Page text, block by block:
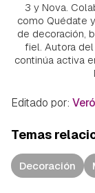
3 y Nova.
como Quédate
de decoración,
fiel. Autora del
continúa activa
Editado por:
Temas
Decoración